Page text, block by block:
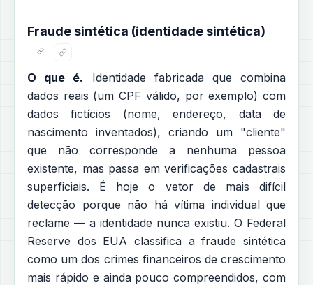
Fraude sintética (identidade sintética)
O que é. Identidade fabricada que combina
dados reais (um CPF válido, por exemplo) com
dados fictícios (nome, endereço, data de
nascimento inventados), criando um "cliente"
que não corresponde a nenhuma pessoa
existente, mas passa em verificações cadastrais
superficiais. É hoje o vetor de mais difícil
detecção porque não há vítima individual que
reclame — a identidade nunca existiu. O Federal
Reserve dos EUA classifica a fraude sintética
como um dos crimes financeiros de crescimento
mais rápido e ainda pouco compreendidos, com